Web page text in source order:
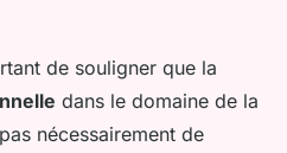
de souligner que la
dans le domaine de la
nécessairement de